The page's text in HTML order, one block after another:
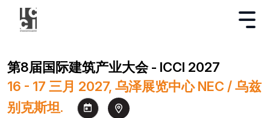
第8届国际建筑产业大会 - ICCI 2027
16 - 17 三月 2027, 乌泽展览中心 NEC / 乌兹
别克斯坦.